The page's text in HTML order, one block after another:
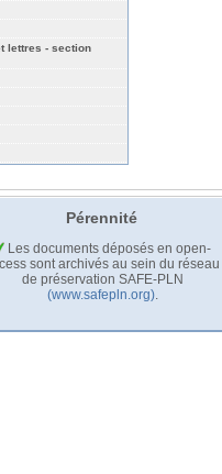
lettres - section
Pérennité
Les documents déposés en open-
sont archivés au sein du réseau
de préservation SAFE-PLN
(www.safepln.org).